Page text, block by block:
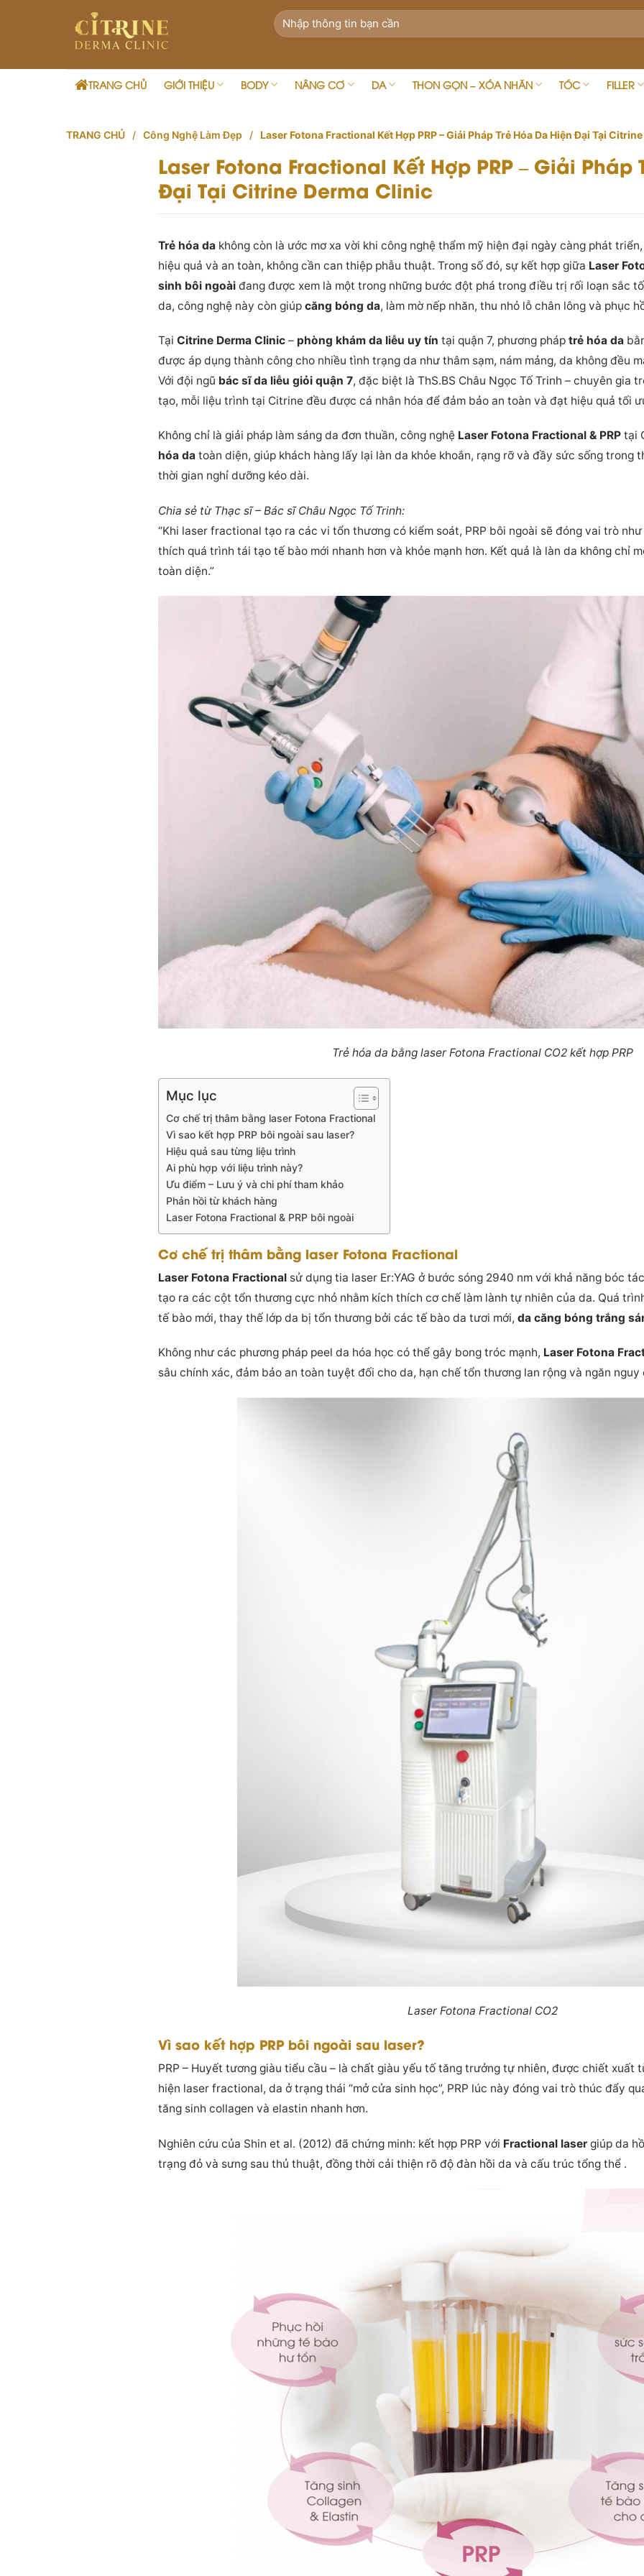
TRANG CHỦ GIỚI THIỆU BODY NÂNG CƠ DA THON GỌN – XÓA NHĂN TÓC FILLER
TRANG CHỦ / Công Nghệ Làm Đẹp / Laser Fotona Fractional Kết Hợp PRP – Giải Pháp Trẻ Hóa Da Hiện Đại Tại
Laser Fotona Fractional Kết Hợp PRP – Giải Pháp
Đại Tại Citrine Derma Clinic
Trẻ hóa da không còn là ước mơ xa vời khi công nghệ thẩm mỹ hiện đại ngày càng phát
hiệu quả và an toàn, không cần can thiệp phẫu thuật. Trong số đó, sự kết hợp giữa Laser
sinh bôi ngoài đang được xem là một trong những bước đột phá trong điều trị rối loạn sắc
da, công nghệ này còn giúpcăng bóng da, làm mờ nếp nhăn, thu nhỏ lỗ chân lông và phục
TạiCitrine Derma Clinic – phòng khám da liễu uy tín tại quận 7, phương pháptrẻ hóa da
được áp dụng thành công cho nhiều tình trạng da như thâm sạm, nám mảng, da không đều
Với đội ngũ bác sĩ da liễu giỏi quận 7, đặc biệt là ThS.BS Châu Ngọc Tố Trinh – chuyên gia
tạo, mỗi liệu trình tại Citrine đều được cá nhân hóa để đảm bảo an toàn và đạt hiệu quả tối
Không chỉ là giải pháp làm sáng da đơn thuần, công nghệ Laser Fotona Fractional & PRP tại
hóa da toàn diện, giúp khách hàng lấy lại làn da khỏe khoắn, rạng rỡ và đầy sức sống trong
thời gian nghỉ dưỡng kéo dài.
Chia sẻ từ Thạc sĩ – Bác sĩ Châu Ngọc Tố Trinh:
“Khi laser fractional tạo ra các vi tổn thương có kiểm soát, PRP bôi ngoài sẽ đóng vai trò như
thích quá trình tái tạo tế bào mới nhanh hơn và khỏe mạnh hơn. Kết quả là làn da không chỉ
toàn diện.”
Trẻ hóa da bằng laser Fotona Fractional CO2 kết hợp PRP
Mục lục
Cơ chế trị thâm bằng laser Fotona Fractional
Vì sao kết hợp PRP bôi ngoài sau laser?
Hiệu quả sau từng liệu trình
Ai phù hợp với liệu trình này?
Ưu điểm – Lưu ý và chi phí tham khảo
Phản hồi từ khách hàng
Laser Fotona Fractional & PRP bôi ngoài
Cơ chế trị thâm bằng laser Fotona Fractional
Laser Fotona Fractional sử dụng tia laser Er:YAG ở bước sóng 2940 nm với khả năng bóc
tạo ra các cột tổn thương cực nhỏ nhằm kích thích cơ chế làm lành tự nhiên của da. Quá
tế bào mới, thay thế lớp da bị tổn thương bởi các tế bào da tươi mới,da căng bóng trắng
Không như các phương pháp peel da hóa học có thể gây bong tróc mạnh, Laser Fotona
sâu chính xác, đảm bảo an toàn tuyệt đối cho da, hạn chế tổn thương lan rộng và ngăn
Laser Fotona Fractional CO2
Vì sao kết hợp PRP bôi ngoài sau laser?
PRP – Huyết tương giàu tiểu cầu – là chất giàu yếu tố tăng trưởng tự nhiên, được chiết xuất
hiện laser fractional, da ở trạng thái “mở cửa sinh học”, PRP lúc này đóng vai trò thúc đẩy
tăng sinh collagen và elastin nhanh hơn.
Nghiên cứu của Shin et al. (2012) đã chứng minh: kết hợp PRP với Fractional laser giúp da
trạng đỏ và sưng sau thủ thuật, đồng thời cải thiện rõ độ đàn hồi da và cấu trúc tổng thể .